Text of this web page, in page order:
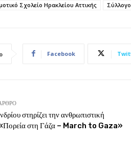
Σχολείο Ηρακλείου Αττικής
Facebook
στηρίζει την ανθρωπιστική
«Πορεία στη Γάζα – March to Gaza»